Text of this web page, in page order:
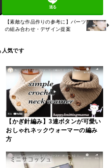
送る
【素敵な作品作りの参考に】パーツ
の組み合わせ・デザイン提案
【かぎ針編み】3連ボタンが可愛い
おしゃれネックウォーマーの編み
方